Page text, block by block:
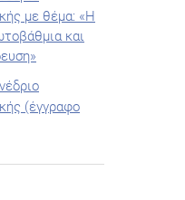
με θέμα: «Η
και
(έγγραφο